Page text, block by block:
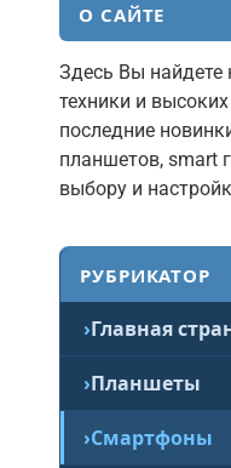
О САЙТЕ
Здесь Вы найдете
техники и
последние
планшетов, smart
выбору и
РУБРИКАТОР
Главная
Планшеты
Смартфоны